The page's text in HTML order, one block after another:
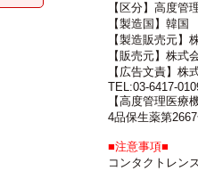
【区分】高度管
【製造国】韓国
【製造販売元】
【販売元】株式
【広告文責】株
TEL:03-6417-
【高度管理医療
4品保生薬第
■注意事項■
コンタクトレン